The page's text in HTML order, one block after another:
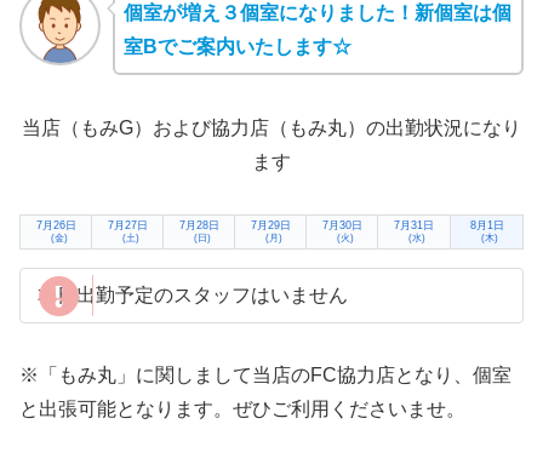
個室が増え３個室になりました！新個室は個
室Bでご案内いたします☆
当店（もみG）および協力店（もみ丸）の出勤状況になり
ます
7月26日
(金)
7月27日
(土)
7月28日
(日)
7月29日
(月)
7月30日
(火)
7月31日
(水)
8月1日
(木)
本日出勤予定のスタッフはいません
※「もみ丸」に関しまして当店のFC協力店となり、個室
と出張可能となります。ぜひご利用くださいませ。